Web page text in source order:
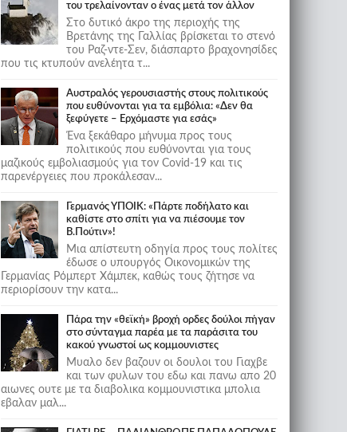
του τρελαίνονταν ο ένας μετά τον άλλον
Στο δυτικό άκρο της περιοχής της
Βρετάνης της Γαλλίας βρίσκεται το στενό
του Ραζ-ντε-Σεν, διάσπαρτο βραχονησίδες
που τις κτυπούν ανελέητα τ...
Αυστραλός γερουσιαστής στους πολιτικούς
που ευθύνονται για τα εμβόλια: «Δεν θα
ξεφύγετε – Ερχόμαστε για εσάς»
Ένα ξεκάθαρο μήνυμα προς τους
πολιτικούς που ευθύνονται για τους
μαζικούς εμβολιασμούς για τον Covid-19 και τις
παρενέργειες που προκάλεσαν...
Γερμανός ΥΠΟΙΚ: «Πάρτε ποδήλατο και
καθίστε στο σπίτι για να πιέσουμε τον
Β.Πούτιν»!
Μια απίστευτη οδηγία προς τους πολίτες
έδωσε ο υπουργός Οικονομικών της
Γερμανίας Ρόμπερτ Χάμπεκ, καθώς τους ζήτησε να
περιορίσουν την κατα...
Πάρα την «θεϊκή» βροχή ορδες δούλοι πήγαν
στο σύνταγμα παρέα με τα παράσιτα του
κακού γνωστοί ως κομμουνιστες
Μυαλο δεν βαζουν οι δουλοι του Γιαχβε
και των φυλων του εδω και πανω απο 20
αιωνες ουτε με τα διαβολικα κομμουνιστικα μπολια
εβαλαν μαλ...